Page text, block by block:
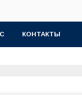
КОНТАКТЫ